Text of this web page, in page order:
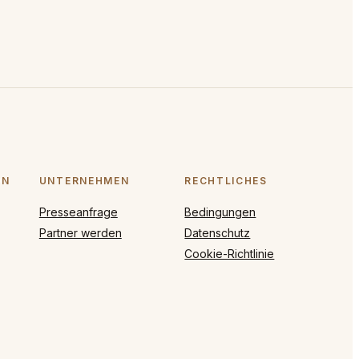
UNTERNEHMEN
Presseanfrage
Partner werden
RECHTLICHES
Bedingungen
Datenschutz
Cookie-Richtlinie